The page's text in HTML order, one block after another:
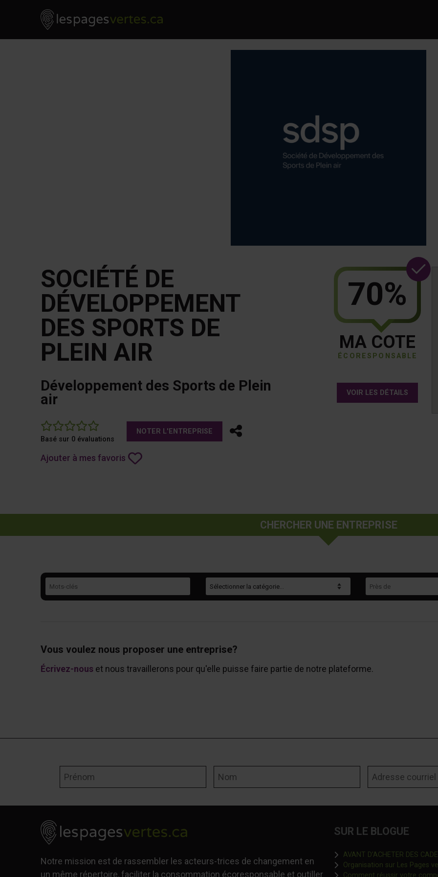
Skip to contentLes Pages Vertes - Go to homepage
SOCIÉTÉ DE
DÉVELOPPEMENT
DES SPORTS DE
PLEIN AIR
Développement des Sports de Plein
air
0
Basé sur 0 évaluations
NOTER L'ENTREPRISE Partager
Ajouter à mes favoris
70%
MA COTE
ÉCORESPONSABLE
VOIR LES DÉTAILS
CHERCHER UNE ENTREPRISE
Vous voulez nous proposer une entreprise?
Écrivez-nouset nous travaillerons pour qu'elle puisse faire partie de notre plateforme.
Notre mission est de rassembler les acteurs-trices de changement en
un même répertoire, faciliter la consommation écoresponsable et outiller
SUR LE BLOGUE
AVANT D’ACHETER DES
Organisation sur Les Pages